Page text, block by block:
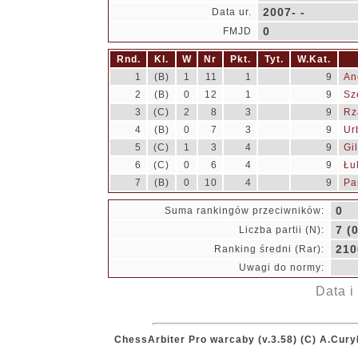
Data ur. 2007- -
FMJD 0
Rnd. Kl. W Nr Pkt. Tyt.
W.Kat.
1
(B) 1 11 1 9
2
(B) 0 12 1 9
3
(C) 2 8 3 9
4
(B) 0 7 3 9
5
(C) 1 3 4 9
6
(C) 0 6 4 9
7
(B) 0 10 4 9
Suma rankingów przeciwników: 0
Liczba partii (N): 7
Ranking średni (Rar):
Uwagi do normy:
Data
ChessArbiter Pro warcaby (v.3.58) (C)